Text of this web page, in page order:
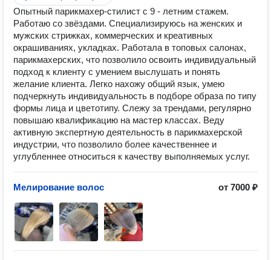
Опытный парикмахер-стилист с 9 - летним стажем.
Работаю со звёздами. Специализируюсь на женских и
мужских стрижках, коммерческих и креативных
окрашиваниях, укладках. Работала в топовых салонах,
парикмахерских, что позволило освоить индивидуальный
подход к клиенту с умением выслушать и понять
желание клиента. Легко нахожу общий язык, умею
подчеркнуть индивидуальность в подборе образа по типу
формы лица и цветотипу. Слежу за трендами, регулярно
повышаю квалификацию на мастер классах. Веду
активную экспертную деятельность в парикмахерской
индустрии, что позволило более качественнее и
углубленнее относиться к качеству выполняемых услуг.
Мелирование волос от 7000 ₽